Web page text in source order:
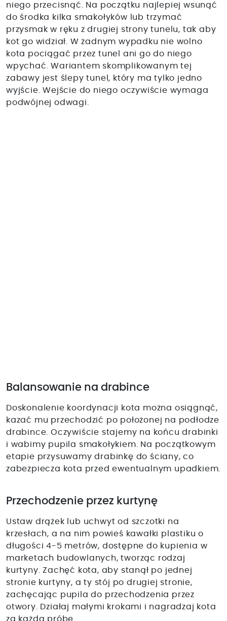
niego przecisnąć. Na początku najlepiej wsunąć
do środka kilka smakołyków lub trzymać
przysmak w ręku z drugiej strony tunelu, tak aby
kot go widział. W żadnym wypadku nie wolno
kota pociągać przez tunel ani go do niego
wpychać. Wariantem skomplikowanym tej
zabawy jest ślepy tunel, który ma tylko jedno
wyjście. Wejście do niego oczywiście wymaga
podwójnej odwagi.
Balansowanie na drabince
Doskonalenie koordynacji kota można osiągnąć,
kazać mu przechodzić po położonej na podłodze
drabince. Oczywiście stajemy na końcu drabinki
i wabimy pupila smakołykiem. Na początkowym
etapie przysuwamy drabinkę do ściany, co
zabezpiecza kota przed ewentualnym upadkiem.
Przechodzenie przez kurtynę
Ustaw drążek lub uchwyt od szczotki na
krzesłach, a na nim powieś kawałki plastiku o
długości 4-5 metrów, dostępne do kupienia w
marketach budowlanych, tworząc rodzaj
kurtyny. Zachęć kota, aby stanął po jednej
stronie kurtyny, a ty stój po drugiej stronie,
zachęcając pupila do przechodzenia przez
otwory. Działaj małymi krokami i nagradzaj kota
za każdą próbę.